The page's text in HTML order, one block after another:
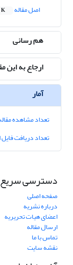
اصل مقاله
K
هم رسانی
ارجاع به این
آمار
تعداد مشاهده
تعداد دریافت
دسترسی سریع
صفحه اصلی
درباره نشریه
اعضای هیات تحریریه
ارسال مقاله
تماس با ما
نقشه سایت